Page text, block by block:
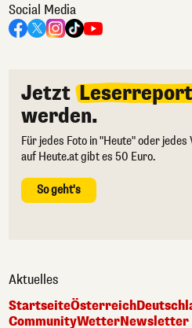
Social Media
Jetzt
werden.
Für jedes Foto in "Heute" oder jedes
auf Heute.at gibt es 50 Euro.
So geht's
Aktuelles
StartseiteÖsterreich
CommunityWetterNewsletter